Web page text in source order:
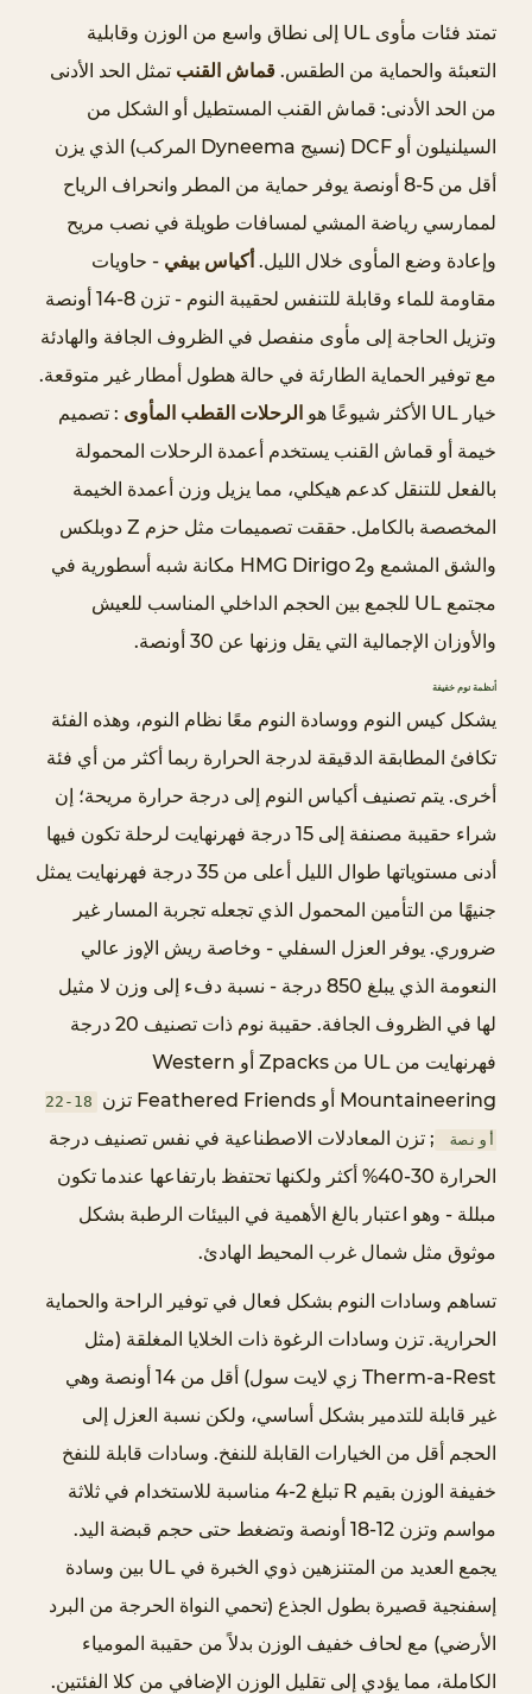
ف
ة
3
ع
ل
و
م
م
و
د
س
س
أ
U
L
4
ف
ت
م
ع
د
ت
L
س
س
ة
ل
ن
ظ
تمتد فئات مأوى UL إلى نطاق واسع من الوزن وقابلية
التعبئة والحماية من الطقس. قماش القنب تمثل الحد الأدنى
من الحد الأدنى: قماش القنب المستطيل أو الشكل من
السيلنيلون أو DCF (نسيج Dyneema المركب) الذي يزن
أقل من 5-8 أونصة يوفر حماية من المطر وانحراف الرياح
لممارسي رياضة المشي لمسافات طويلة في نصب مريح
وإعادة وضع المأوى خلال الليل. أكياس بيفي - حاويات
مقاومة للماء وقابلة للتنفس لحقيبة النوم - تزن 8-14 أونصة
وتزيل الحاجة إلى مأوى منفصل في الظروف الجافة والهادئة
مع توفير الحماية الطارئة في حالة هطول أمطار غير متوقعة.
خيار UL الأكثر شيوعًا هو
الرحلات القطب المأوى : تصميم
خيمة أو قماش القنب يستخدم أعمدة الرحلات المحمولة
بالفعل للتنقل كدعم هيكلي، مما يزيل وزن أعمدة الخيمة
المخصصة بالكامل. حققت تصميمات مثل حزم Z دوبلكس
والشق المشمع وHMG Dirigo 2 مكانة شبه أسطورية في
مجتمع UL للجمع بين الحجم الداخلي المناسب للعيش
والأوزان الإجمالية التي يقل وزنها عن 30 أونصة.
أنظمة نوم خفيفة
يشكل كيس النوم ووسادة النوم معًا نظام النوم، وهذه الفئة
تكافئ المطابقة الدقيقة لدرجة الحرارة ربما أكثر من أي فئة
أخرى. يتم تصنيف أكياس النوم إلى درجة حرارة مريحة؛ إن
شراء حقيبة مصنفة إلى 15 درجة فهرنهايت لرحلة تكون فيها
أدنى مستوياتها طوال الليل أعلى من 35 درجة فهرنهايت يمثل
جنيهًا من التأمين المحمول الذي تجعله تجربة المسار غير
ضروري. يوفر العزل السفلي - وخاصة ريش الإوز عالي
النعومة الذي يبلغ 850 درجة - نسبة دفء إلى وزن لا مثيل
لها في الظروف الجافة. حقيبة نوم ذات تصنيف 20 درجة
فهرنهايت من UL من Zpacks أو Western
Mountaineering أو Feathered Friends تزن
18-22
أونصة
; تزن المعادلات الاصطناعية في نفس تصنيف درجة
الحرارة 30-40% أكثر ولكنها تحتفظ بارتفاعها عندما تكون
مبللة - وهو اعتبار بالغ الأهمية في البيئات الرطبة بشكل
موثوق مثل شمال غرب المحيط الهادئ.
تساهم وسادات النوم بشكل فعال في توفير الراحة والحماية
الحرارية. تزن وسادات الرغوة ذات الخلايا المغلقة (مثل
Therm-a-Rest زي لايت سول) أقل من 14 أونصة وهي
غير قابلة للتدمير بشكل أساسي، ولكن نسبة العزل إلى
الحجم أقل من الخيارات القابلة للنفخ. وسادات قابلة للنفخ
خفيفة الوزن بقيم R تبلغ 2-4 مناسبة للاستخدام في ثلاثة
مواسم وتزن 12-18 أونصة وتضغط حتى حجم قبضة اليد.
يجمع العديد من المتنزهين ذوي الخبرة في UL بين وسادة
إسفنجية قصيرة بطول الجذع (تحمي النواة الحرجة من البرد
الأرضي) مع لحاف خفيف الوزن بدلاً من حقيبة المومياء
الكاملة، مما يؤدي إلى تقليل الوزن الإضافي من كلا الفئتين.